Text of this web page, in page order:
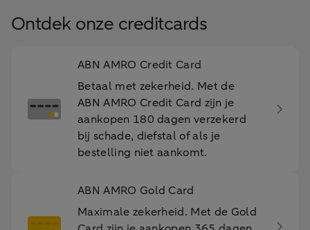
Ontdek onze creditcards
ABN AMRO Credit Card
Betaal met zekerheid. Met de
ABN AMRO Credit Card zijn je
aankopen 180 dagen verzekerd
bij schade, diefstal of als je
bestelling niet aankomt.
ABN AMRO Gold Card
Maximale zekerheid. Met de Gold